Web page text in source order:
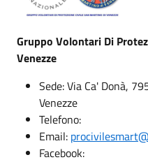
Gruppo Volontari Di
Venezze
Sede: Via Ca' Donà,
Venezze
Telefono:
Email:
Facebook: